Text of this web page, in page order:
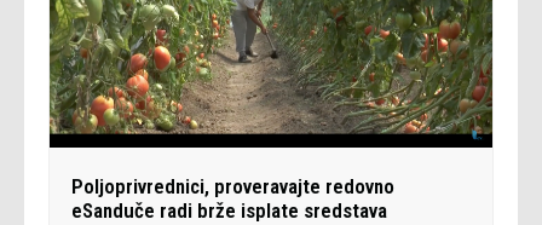
Poljoprivrednici, proveravajte redovno
eSanduče radi brže isplate sredstava